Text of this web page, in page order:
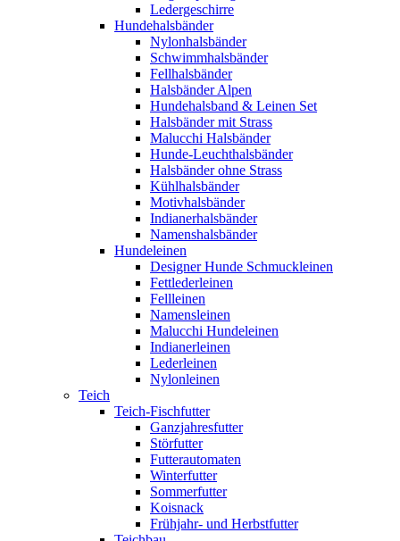
Ledergeschirre
Hundehalsbänder
Nylonhalsbänder
Schwimmhalsbänder
Fellhalsbänder
Halsbänder Alpen
Hundehalsband & Leinen Set
Halsbänder mit Strass
Malucchi Halsbänder
Hunde-Leuchthalsbänder
Halsbänder ohne Strass
Kühlhalsbänder
Motivhalsbänder
Indianerhalsbänder
Namenshalsbänder
Hundeleinen
Designer Hunde Schmuckleinen
Fettlederleinen
Fellleinen
Namensleinen
Malucchi Hundeleinen
Indianerleinen
Lederleinen
Nylonleinen
Teich
Teich-Fischfutter
Ganzjahresfutter
Störfutter
Futterautomaten
Winterfutter
Sommerfutter
Koisnack
Frühjahr- und Herbstfutter